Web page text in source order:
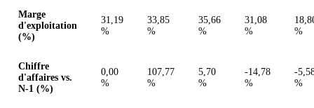
Marge
d'exploitation
(%)
31,19
%
33,85
%
35,66
%
31,08
%
%
Chiffre
d'affaires vs.
N-1 (%)
0,00
%
107,77
%
5,70
%
-14,78
%
-
%